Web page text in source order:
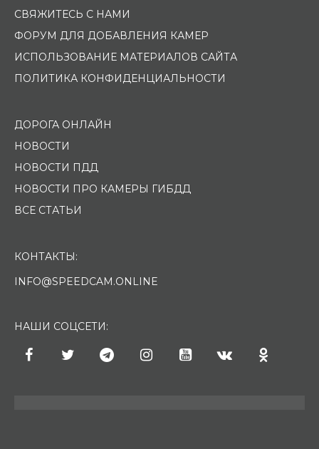
СВЯЖИТЕСЬ С НАМИ
ФОРУМ ДЛЯ ДОБАВЛЕНИЯ КАМЕР
ИСПОЛЬЗОВАНИЕ МАТЕРИАЛОВ САЙТА
ПОЛИТИКА КОНФИДЕНЦИАЛЬНОСТИ
ДОРОГА ОНЛАЙН
НОВОСТИ
НОВОСТИ ПДД
НОВОСТИ ПРО КАМЕРЫ ГИБДД
ВСЕ СТАТЬИ
КОНТАКТЫ:
INFO@SPEEDCAM.ONLINE
НАШИ СОЦСЕТИ: